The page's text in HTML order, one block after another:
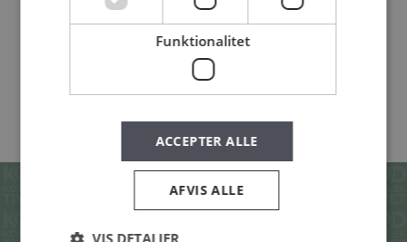
SE OGSÅ DISSE
Funktionalitet
ACCEPTER ALLE
AFVIS ALLE
VIS DETALJER